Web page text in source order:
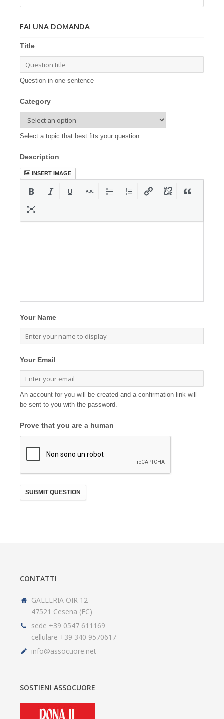
FAI UNA DOMANDA
Title
Question in one sentence
Category
Select a topic that best fits your question.
Description
INSERT IMAGE
Your Name
Your Email
An account for you will be created and a confirmation link will
be sent to you with the password.
Prove that you are a human
SUBMIT QUESTION
CONTATTI
GALLERIA OIR 12
47521 Cesena (FC)
sede +39 0547 611169
cellulare +39 340 9570617
info@assocuore.net
SOSTIENI ASSOCUORE